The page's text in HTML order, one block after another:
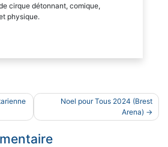
cirque détonnant, comique,
physique.
Noel pour Tous 2024 (Brest
Arena)